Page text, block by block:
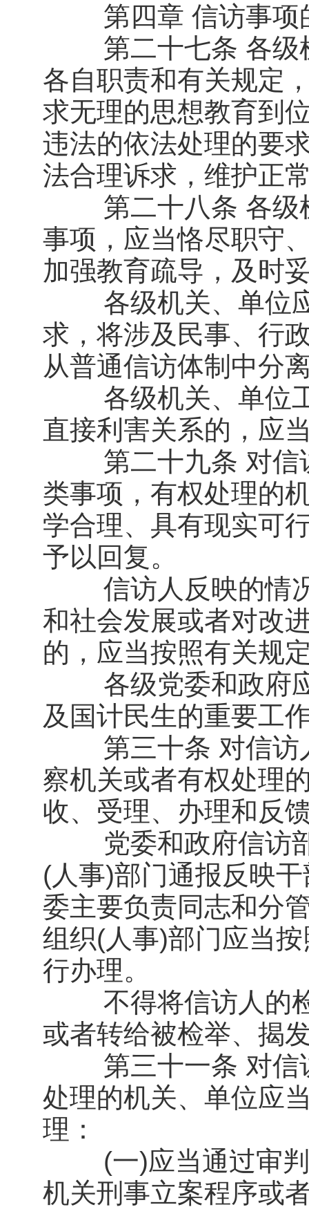
第四章 信访事项
第二十七条 各级机
各自职责和有关规定
求无理的思想教育到
违法的依法处理的要
法合理诉求，维护正
第二十八条 各级机
事项，应当恪尽职守
加强教育疏导，及时
各级机关、单位应
求，将涉及民事、行
从普通信访体制中分
各级机关、单位工
直接利害关系的，应
第二十九条 对信访
类事项，有权处理的
学合理、具有现实可
予以回复。
信访人反映的情况
和社会发展或者对改
的，应当按照有关规
各级党委和政府应
及国计民生的重要工
第三十条 对信访人
察机关或者有权处理
收、受理、办理和反
党委和政府信访部
(人事)部门通报反映
委主要负责同志和分
组织(人事)部门应当
行办理。
不得将信访人的检
或者转给被检举、揭
第三十一条 对信访
处理的机关、单位应
理：
(一)应当通过审判
机关刑事立案程序或